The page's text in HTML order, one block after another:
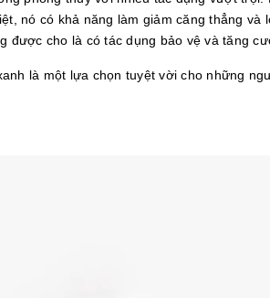
nó có khả năng làm giảm căng thẳng
được cho là có tác dụng bảo vệ và tăng
là một lựa chọn tuyệt vời cho những